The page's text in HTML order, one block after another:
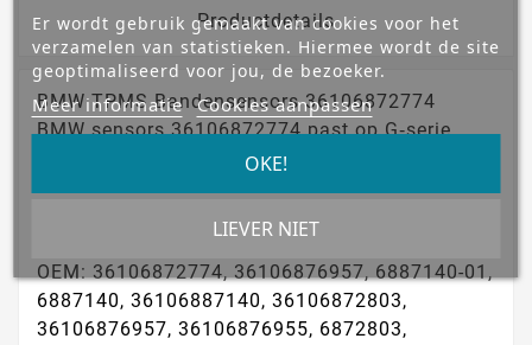
Productdetails
BMW TPMS Bandensensors 36106872774
BMW sensors 36106872774 past op G‑serie
modellen vanaf 2015, o.a. 5‑, 6‑, 7‑serie en
OEM: 36106872774, 36106876957, 6887140-01,
6887140, 36106887140, 36106872803,
36106876957, 36106876955, 6872803,
Er wordt gebruik gemaakt van cookies voor het
verzamelen van statistieken. Hiermee wordt de site
geoptimaliseerd voor jou, de bezoeker.
Meer informatie Cookies aanpassen
LIEVER NIET
OKE!